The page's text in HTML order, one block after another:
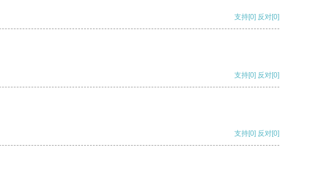
支持[0] 反对[0]
支持[0] 反对[0]
支持[0] 反对[0]